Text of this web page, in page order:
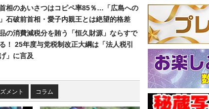
相のあいさつはコピペ率85％…「広島への
石破前首相・愛子内親王とは絶望的格差
の消費減税分を賄う「恒久財源」ならすで
！ 25年度与党税制改正大綱は「法人税引
」に言及
メント コラム